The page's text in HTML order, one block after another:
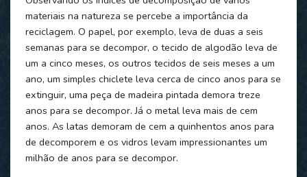
materiais na natureza se percebe a importância da
reciclagem. O papel, por exemplo, leva de duas a seis
semanas para se decompor, o tecido de algodão leva de
um a cinco meses, os outros tecidos de seis meses a um
ano, um simples chiclete leva cerca de cinco anos para se
extinguir, uma peça de madeira pintada demora treze
anos para se decompor. Já o metal leva mais de cem
anos. As latas demoram de cem a quinhentos anos para
de decomporem e os vidros levam impressionantes um
milhão de anos para se decompor.